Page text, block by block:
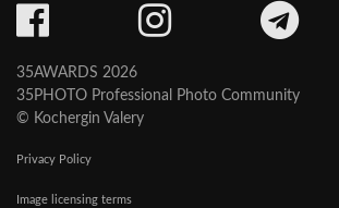
35AWARDS 2026
35PHOTO Professional Photo Community
© Kochergin Valery
Privacy Policy
Image licensing terms